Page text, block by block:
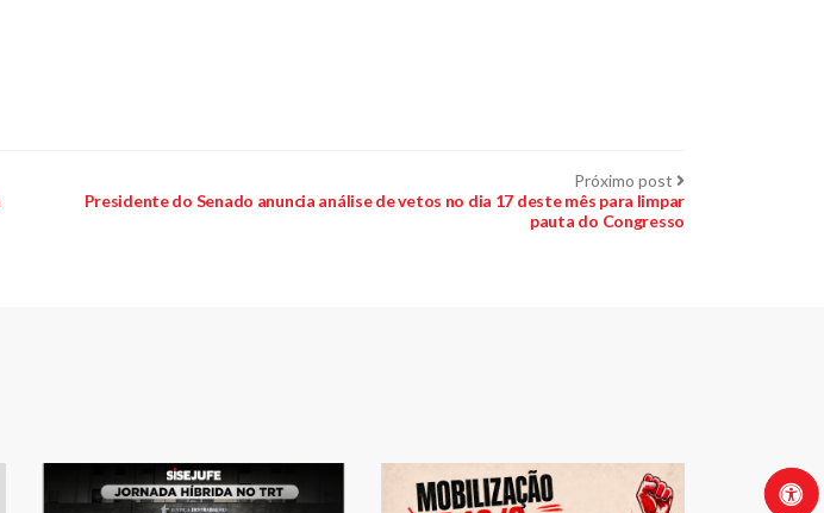
Próximo post Próximo
post:
Presidente do Senado anuncia análise de vetos no dia 17 deste mês para limpar
pauta do Congresso